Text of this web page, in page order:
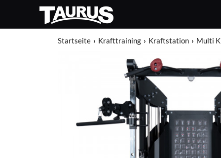
Startseite Krafttraining Kraftstation Multi